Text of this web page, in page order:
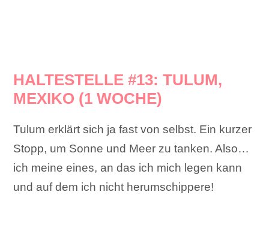
HALTESTELLE #13: TULUM,
MEXIKO (1 WOCHE)
Tulum erklärt sich ja fast von selbst. Ein kurzer
Stopp, um Sonne und Meer zu tanken. Also…
ich meine eines, an das ich mich legen kann
und auf dem ich nicht herumschippere!